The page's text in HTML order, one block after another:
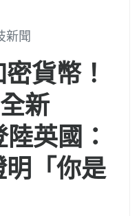
新聞
貨幣！
新
英國：
「你是